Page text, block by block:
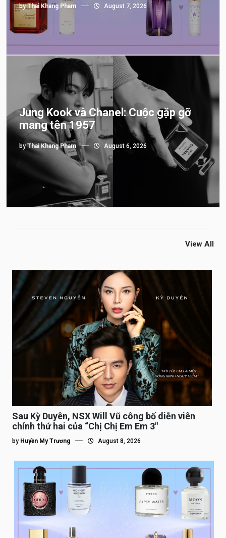
byThai Khang Pham August 7, 2026
Jung Kook và Chanel: Cuộc gặp gỡ
mang tên 1957
byThai Khang Pham August 6, 2026
View All
Sau Kỳ Duyên, NSX Will Vũ công bố diễn viên
chính thứ hai của “Chị Chị Em Em 3″
by Huyền My Trương August 8, 2026